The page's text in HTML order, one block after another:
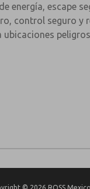
energía, escape
control seguro y
ubicaciones